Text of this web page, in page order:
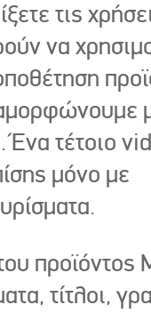
τις
να
Ένα τέτοιο
μόνο με
προϊόντος
τίτλοι,